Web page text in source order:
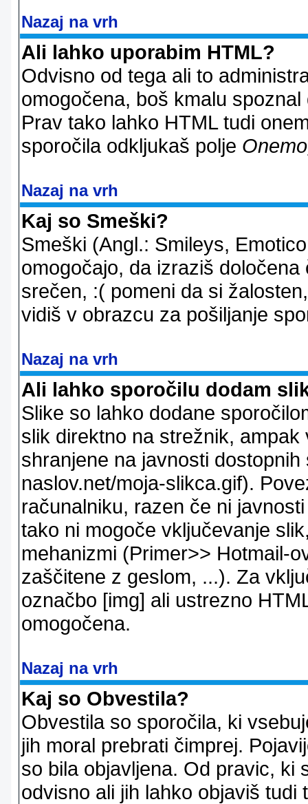
Nazaj na vrh
Ali lahko uporabim HTML?
Odvisno od tega ali to
omogočena, boš kmalu
Prav tako lahko HTML tudi
sporočila odkljukaš polje
Nazaj na vrh
Kaj so Smeški?
Smeški (Angl.: Smileys,
omogočajo, da izraziš
srečen, :( pomeni da si
vidiš v obrazcu za pošiljanje
Nazaj na vrh
Ali lahko sporočilu dodam
Slike so lahko dodane
slik direktno na strežnik,
shranjene na javnosti
naslov.net/moja-slikca.gif).
računalniku, razen če ni
tako ni mogoče vključevanje
mehanizmi (Primer>> Hotmail-
zaščitene z geslom, ...). Za
označbo [img] ali ustrezno
omogočena.
Nazaj na vrh
Kaj so Obvestila?
Obvestila so sporočila, ki
jih moral prebrati čimprej.
so bila objavljena. Od pravic, ki
odvisno ali jih lahko objaviš